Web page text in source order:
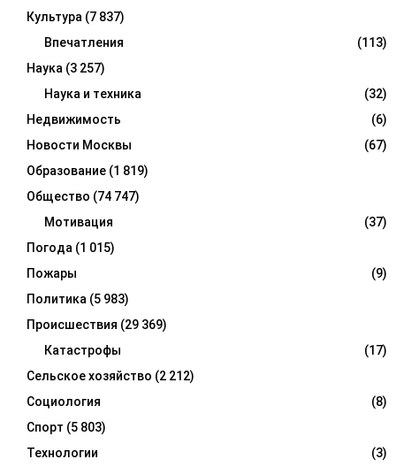
Культура (7 837)
Впечатления
(113)
Наука (3 257)
Наука и техника
(32)
Недвижимость
(6)
Новости Москвы
(67)
Образование (1 819)
Общество (74 747)
Мотивация
(37)
Погода (1 015)
Пожары
(9)
Политика (5 983)
Происшествия (29 369)
Катастрофы
(17)
Сельское хозяйство (2 212)
Социология
(8)
Спорт (5 803)
Технологии
(3)